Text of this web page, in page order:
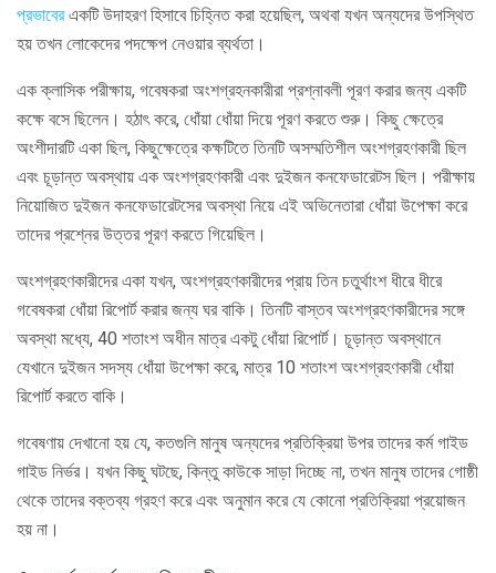
প্রভাবেরএকটি উদাহরণ হিসাবে চিহ্নিত করা হয়েছিল, অথবা যখন অন্যদের উপস্থিত
হয় তখন লোকেদের পদক্ষেপ নেওয়ার ব্যর্থতা।
এক ক্লাসিক পরীক্ষায়, গবেষকরা অংশগ্রহনকারীরা প্রশ্নাবলী পূরণ করার জন্য একটি
কক্ষে বসে ছিলেন। হঠাৎ করে, ধোঁয়া ধোঁয়া দিয়ে পূরণ করতে শুরু। কিছু ক্ষেত্রে
অংশীদারটি একা ছিল, কিছুক্ষেত্রে কক্ষটিতে তিনটি অসম্মতিশীল অংশগ্রহণকারী ছিল
এবং চূড়ান্ত অবস্থায় এক অংশগ্রহণকারী এবং দুইজন কনফেডারেটস ছিল। পরীক্ষায়
নিয়োজিত দুইজন কনফেডারেটসের অবস্থা নিয়ে এই অভিনেতারা ধোঁয়া উপেক্ষা করে
তাদের প্রশ্নের উত্তর পূরণ করতে গিয়েছিল।
অংশগ্রহণকারীদের একা যখন, অংশগ্রহণকারীদের প্রায় তিন চতুর্থাংশ ধীরে ধীরে
গবেষকরা ধোঁয়া রিপোর্ট করার জন্য ঘর বাকি। তিনটি বাস্তব অংশগ্রহণকারীদের সঙ্গে
অবস্থা মধ্যে, 40 শতাংশ অধীন মাত্র একটু ধোঁয়া রিপোর্ট। চূড়ান্ত অবস্থানে
যেখানে দুইজন সদস্য ধোঁয়া উপেক্ষা করে, মাত্র 10 শতাংশ অংশগ্রহণকারী ধোঁয়া
রিপোর্ট করতে বাকি।
গবেষণায় দেখানো হয় যে, কতগুলি মানুষ অন্যদের প্রতিক্রিয়া উপর তাদের কর্ম গাইড
গাইড নির্ভর। যখন কিছু ঘটছে, কিন্তু কাউকে সাড়া দিচ্ছে না, তখন মানুষ তাদের গোষ্ঠী
থেকে তাদের বক্তব্য গ্রহণ করে এবং অনুমান করে যে কোনো প্রতিক্রিয়া প্রয়োজন
হয় না।